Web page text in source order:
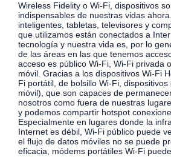
Wireless Fidelity o Wi-Fi, dispositivos
indispensables de nuestras vidas
inteligentes, tabletas, televisores y
que utilizamos están conectados a
tecnología y nuestra vida es, por lo
de las áreas en las que tenemos
acceso es público Wi-Fi, Wi-Fi privada
móvil. Gracias a los dispositivos Wi-Fi
Fi portátil, de bolsillo Wi-Fi,
móvil), que son capaces de
nosotros como fuera de nuestras
y podemos compartir hotspot
Especialmente en lugares donde la
Internet es débil, Wi-Fi público puede
el flujo de datos móviles no se puede
eficacia, módems portátiles Wi-Fi